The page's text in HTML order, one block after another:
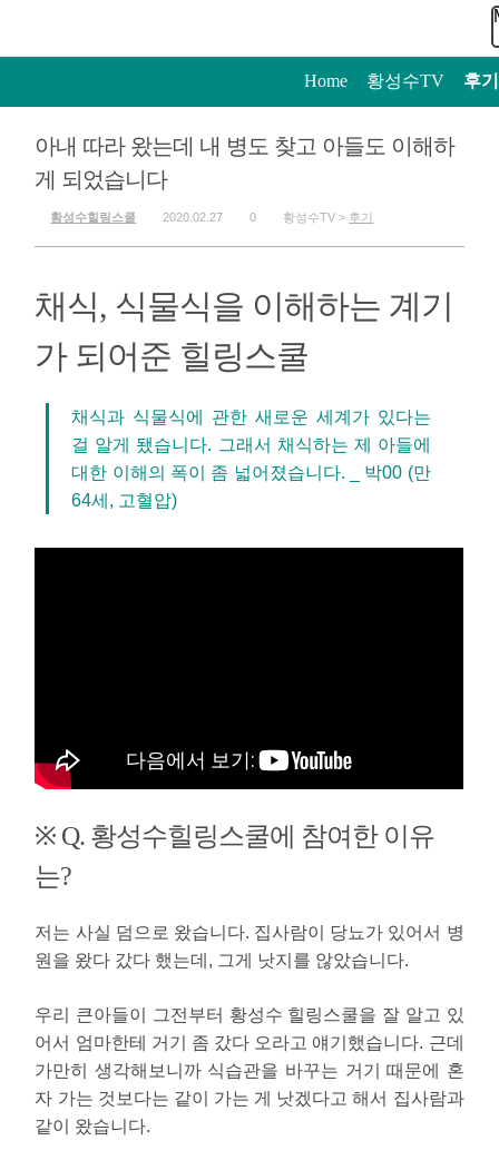
Home 황성수TV 후기
아내 따라 왔는데 내 병도 찾고 아들도 이해하
게 되었습니다
황성수힐링스쿨 2020.02.27 0 황성수TV > 후기
채식, 식물식을 이해하는 계기
가 되어준 힐링스쿨
채식과 식물식에 관한 새로운 세계가 있다는
걸 알게 됐습니다. 그래서 채식하는 제 아들에
대한 이해의 폭이 좀 넓어졌습니다. _ 박00 (만
64세, 고혈압)
※ Q. 황성수힐링스쿨에 참여한 이유
는?
저는 사실 덤으로 왔습니다. 집사람이 당뇨가 있어서 병
원을 왔다 갔다 했는데, 그게 낫지를 않았습니다.
우리 큰아들이 그전부터 황성수 힐링스쿨을 잘 알고 있
어서 엄마한테 거기 좀 갔다 오라고 얘기했습니다. 근데
가만히 생각해보니까 식습관을 바꾸는 거기 때문에 혼
자 가는 것보다는 같이 가는 게 낫겠다고 해서 집사람과
같이 왔습니다.